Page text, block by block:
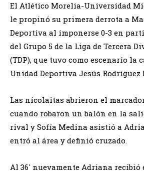
El Atlético Morelia-Universidad
le propinó su primera derrota a
Deportiva al imponerse 0-3 en
del Grupo 5 de la Liga de Tercera
(TDP), que tuvo como escenario la
Unidad Deportiva Jesús Rodríguez
Las nicolaitas abrieron el
cuando robaron un balón en la
rival y Sofía Medina asistió a
entró al área y definió cruzado.
Al 36′ nuevamente Adriana